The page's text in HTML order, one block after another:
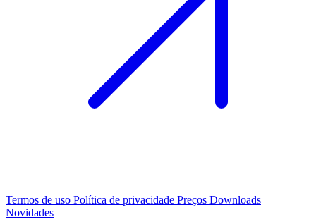
Termos de uso Política de privacidade Preços Downloads
Novidades